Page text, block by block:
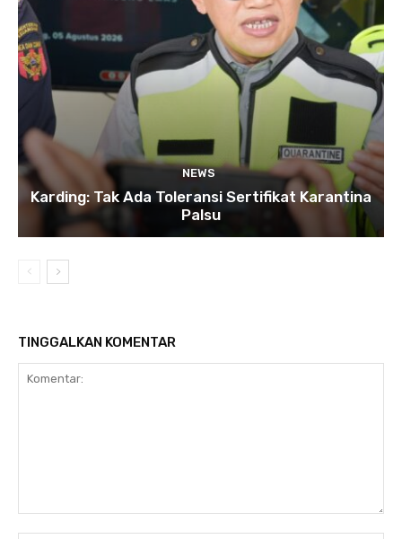
NEWS
Karding: Tak Ada Toleransi Sertifikat Karantina
Palsu
TINGGALKAN KOMENTAR